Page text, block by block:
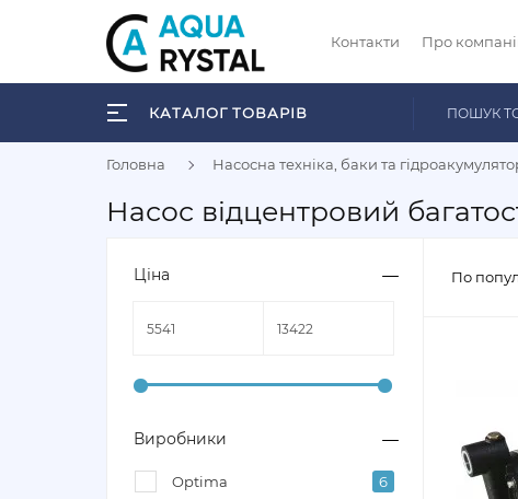
Контакти Про
КАТАЛОГ ТОВАРІВ
Головна Насосна техніка, баки та
Насос відцентровий
Ціна
Виробники
Optima
6
По